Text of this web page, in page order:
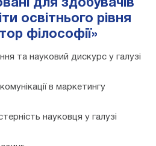
для здобувачів
освітнього рівня
філософії»
та науковий дискурс у галузі
комунікації в маркетингу
науковця у галузі